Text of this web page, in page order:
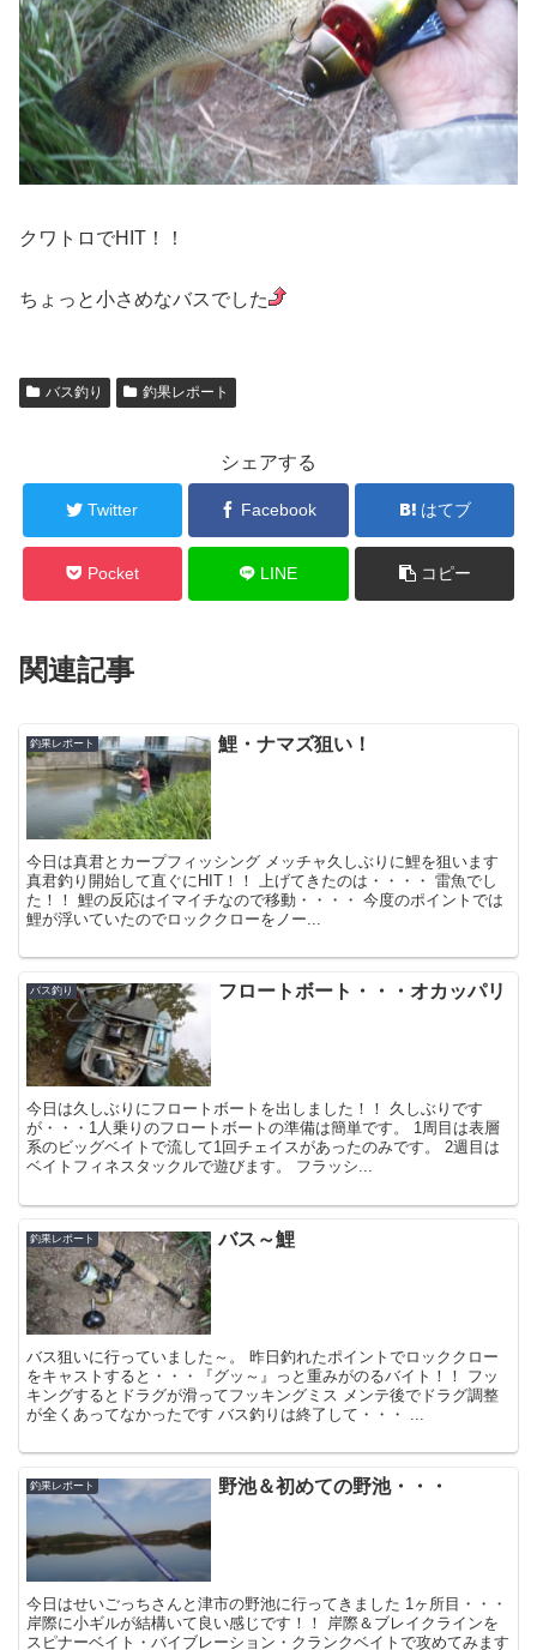
クワトロでHIT！！
ちょっと小さめなバスでした
バス釣り 釣果レポート
シェアする
Twitter Facebook はてブ
Pocket LINE コピー
関連記事
釣果レポート 鯉・ナマズ狙い！
今日は真君とカープフィッシング メッチャ久しぶりに鯉を狙います
真君釣り開始して直ぐにHIT！！ 上げてきたのは・・・・ 雷魚でし
た！！ 鯉の反応はイマイチなので移動・・・・ 今度のポイントでは
鯉が浮いていたのでロッククローをノー...
バス釣り フロートボート・・・オカッパリ
今日は久しぶりにフロートボートを出しました！！ 久しぶりです
が・・・1人乗りのフロートボートの準備は簡単です。 1周目は表層
系のビッグベイトで流して1回チェイスがあったのみです。 2週目は
ベイトフィネスタックルで遊びます。 フラッシ...
釣果レポート バス～鯉
バス狙いに行っていました～。 昨日釣れたポイントでロッククロー
をキャストすると・・・『グッ～』っと重みがのるバイト！！ フッ
キングするとドラグが滑ってフッキングミス メンテ後でドラグ調整
が全くあってなかったです バス釣りは終了して・・・ ...
釣果レポート 野池＆初めての野池・・・
今日はせいごっちさんと津市の野池に行ってきました 1ヶ所目・・・
岸際に小ギルが結構いて良い感じです！！ 岸際＆ブレイクラインを
スピナーベイト・バイブレーション・クランクベイトで攻めてみます